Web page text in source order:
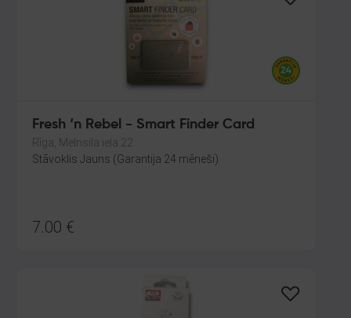
Fresh ‘n Rebel - Smart Finder Card
Rīga, Melnsila iela 22
Stāvoklis Jauns (Garantija 24 mēneši)
7.00 €